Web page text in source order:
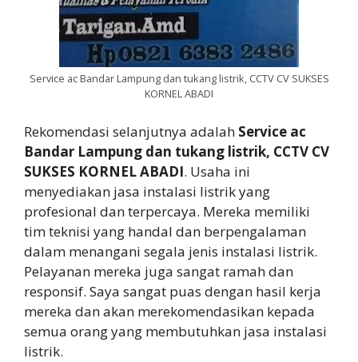
Service ac Bandar Lampung dan tukang listrik, CCTV CV SUKSES
KORNEL ABADI
Rekomendasi selanjutnya adalah Service ac
Bandar Lampung dan tukang listrik, CCTV CV
SUKSES KORNEL ABADI. Usaha ini
menyediakan jasa instalasi listrik yang
profesional dan terpercaya. Mereka memiliki
tim teknisi yang handal dan berpengalaman
dalam menangani segala jenis instalasi listrik.
Pelayanan mereka juga sangat ramah dan
responsif. Saya sangat puas dengan hasil kerja
mereka dan akan merekomendasikan kepada
semua orang yang membutuhkan jasa instalasi
listrik.